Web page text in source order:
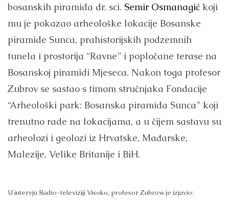
bosanskih piramida dr. sci. Semir Osmanagić koji
mu je pokazao arheološke lokacije Bosanske
piramide Sunca, prahistorijskih podzemnih
tunela i prostorija “Ravne” i popločane terase na
Bosanskoj piramidi Mjeseca. Nakon toga profesor
Zubrov se sastao s timom stručnjaka Fondacije
“Arheološki park: Bosanska piramida Sunca” koji
trenutno rade na lokacijama, a u čijem sastavu su
arheolozi i geolozi iz Hrvatske, Mađarske,
Malezije, Velike Britanije i BiH.
U intervju Radio-televiziji Visoko, profesor Zubrow je izjavio: